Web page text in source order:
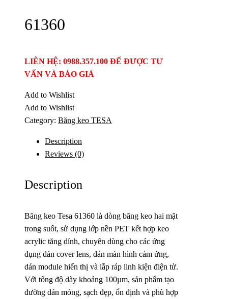
61360
LIÊN HỆ: 0988.357.100 ĐỂ ĐƯỢC TƯ
VẤN VÀ BÁO GIÁ
Add to Wishlist
Add to Wishlist
Category: Băng keo TESA
Description
Reviews (0)
Description
Băng keo Tesa 61360 là dòng băng keo hai mặt
trong suốt, sử dụng lớp nền PET kết hợp keo
acrylic tăng dính, chuyên dùng cho các ứng
dụng dán cover lens, dán màn hình cảm ứng,
dán module hiển thị và lắp ráp linh kiện điện tử.
Với tổng độ dày khoảng 100µm, sản phẩm tạo
đường dán mỏng, sạch đẹp, ổn định và phù hợp